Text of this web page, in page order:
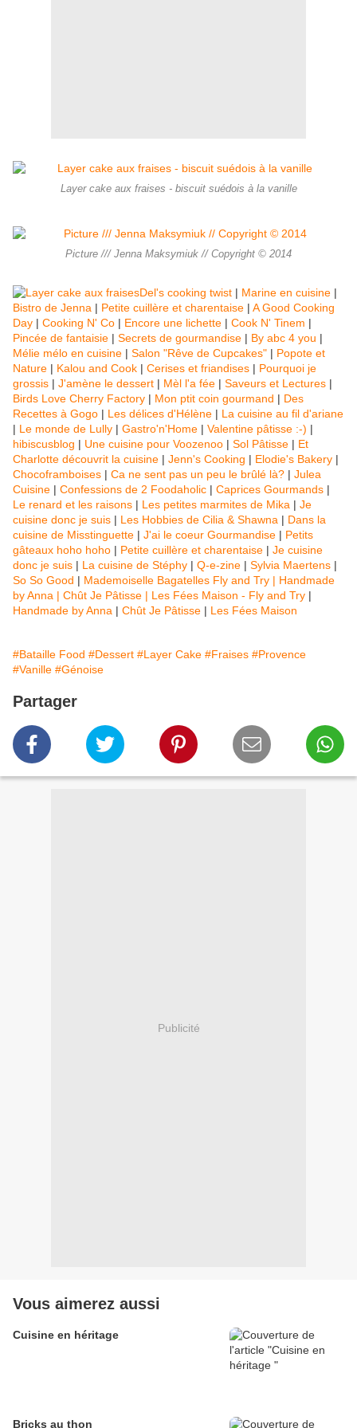
Layer cake aux fraises - biscuit suédois à la vanille
Picture /// Jenna Maksymiuk // Copyright © 2014
Del's cooking twist | Marine en cuisine |
Bistro de Jenna | Petite cuillère et charentaise | A Good Cooking
Day | Cooking N' Co | Encore une lichette | Cook N' Tinem |
Pincée de fantaisie | Secrets de gourmandise | By abc 4 you |
Mélie mélo en cuisine | Salon "Rêve de Cupcakes" | Popote et
Nature | Kalou and Cook | Cerises et friandises | Pourquoi je
grossis | J'amène le dessert | Mèl l'a fée | Saveurs et Lectures |
Birds Love Cherry Factory | Mon ptit coin gourmand | Des
Recettes à Gogo | Les délices d'Hélène | La cuisine au fil d'ariane
| Le monde de Lully | Gastro'n'Home | Valentine pâtisse :-) |
hibiscusblog | Une cuisine pour Voozenoo | Sol Pâtisse | Et
Charlotte découvrit la cuisine | Jenn's Cooking | Elodie's Bakery |
Chocoframboises | Ca ne sent pas un peu le brûlé là? | Julea
Cuisine | Confessions de 2 Foodaholic | Caprices Gourmands |
Le renard et les raisons | Les petites marmites de Mika | Je
cuisine donc je suis | Les Hobbies de Cilia & Shawna | Dans la
cuisine de Misstinguette | J'ai le coeur Gourmandise | Petits
gâteaux hoho hoho | Petite cuillère et charentaise | Je cuisine
donc je suis | La cuisine de Stéphy | Q-e-zine | Sylvia Maertens |
So So Good | Mademoiselle Bagatelles Fly and Try | Handmade
by Anna | Chût Je Pâtisse | Les Fées Maison - Fly and Try |
Handmade by Anna | Chût Je Pâtisse | Les Fées Maison
#Bataille Food #Dessert #Layer Cake #Fraises #Provence
#Vanille #Génoise
Partager
Publicité
Vous aimerez aussi
Cuisine en héritage
Bricks au thon